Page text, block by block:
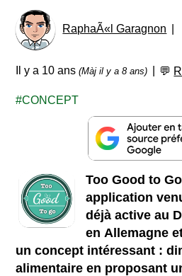
RaphaÃ«l Garagnon
Il y a 10 ans(Màj il y a 8 ans) 💬
CONCEPT
Too Good to
application
déjà active au
en Allemagne
un concept intéressant :
alimentaire en proposant